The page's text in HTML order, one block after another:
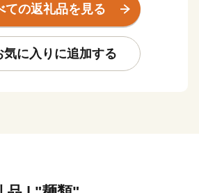
の道”が現存するなど、歴史と自然
ての返礼品を見る
気に入りに追加する